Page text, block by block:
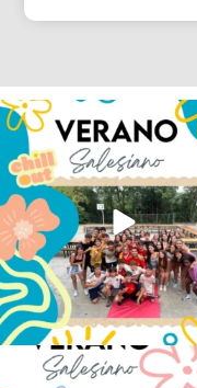
Los alumnos de 6º de Primaria,
de la ESO...
145 2
No hay verano sin que sea